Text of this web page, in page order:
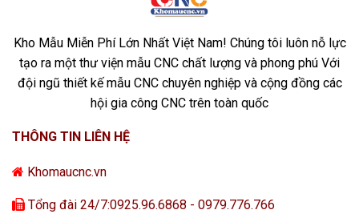
Kho Mẫu Miễn Phí Lớn Nhất Việt Nam! Chúng tôi luôn nỗ lực
tạo ra một thư viện mẫu CNC chất lượng và phong phú Với
đội ngũ thiết kế mẫu CNC chuyên nghiệp và cộng đồng các
hội gia công CNC trên toàn quốc
THÔNG TIN LIÊN HỆ
Khomaucnc.vn
Tổng đài 24/7:0925.96.6868 - 0979.776.766